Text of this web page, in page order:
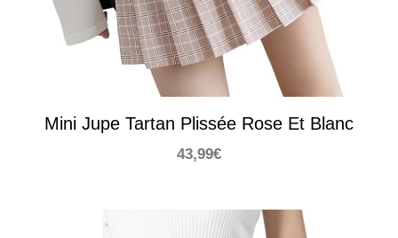
Mini Jupe Tartan Plissée Rose Et Blanc
43,99€